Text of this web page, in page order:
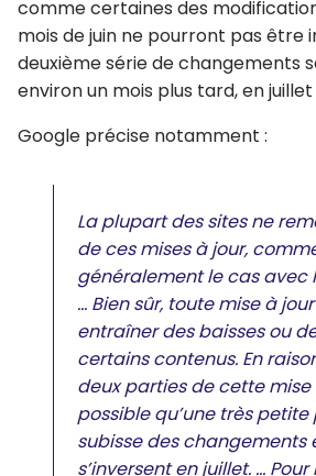
comme certaines des
mois de juin ne pourront pas être
deuxième série de changements
environ un mois plus tard, en juillet
Google précise notamment :
La plupart des sites ne
de ces mises à jour,
généralement le cas avec
… Bien sûr, toute mise à
entraîner des baisses ou
certains contenus. En
deux parties de cette mise
possible qu’une très
subisse des changements
s’inversent en juillet. …